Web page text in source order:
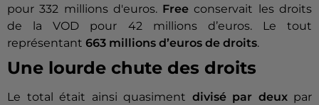
pour 332 millions d'euros. Free conservait les droits
de la VOD pour 42 millions d’euros. Le tout
représentant 663 millions d’euros de droits.
Une lourde chute des droits
Le total était ainsi quasiment divisé par deuxpar